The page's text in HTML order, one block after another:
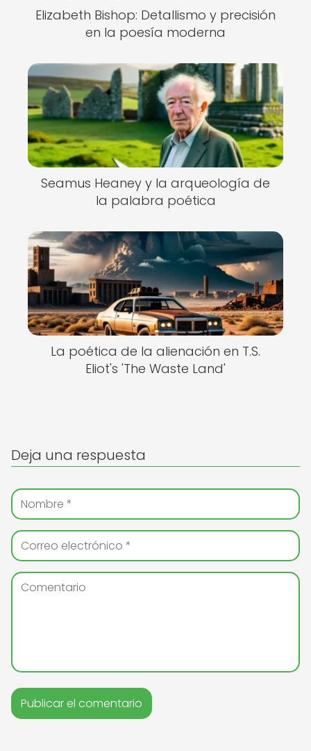
Elizabeth Bishop: Detallismo y precisión
en la poesía moderna
Seamus Heaney y la arqueología de
la palabra poética
La poética de la alienación en T.S.
Eliot's 'The Waste Land'
Deja una respuesta